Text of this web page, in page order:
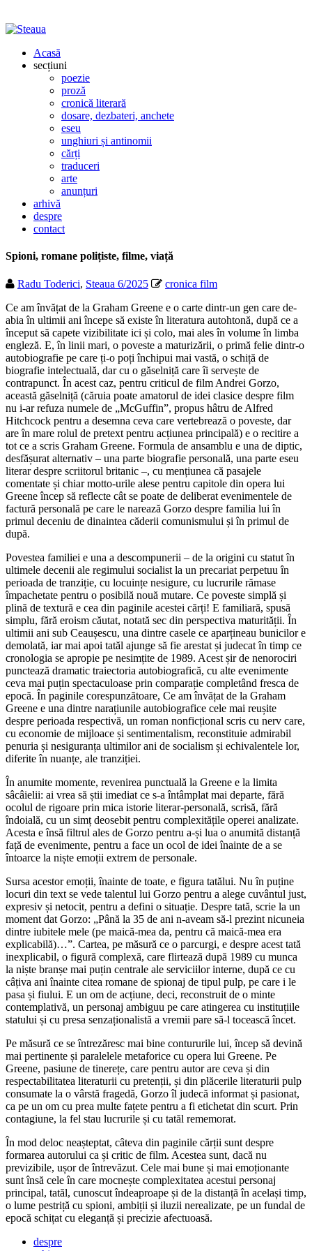
Acasă
secțiuni
poezie
proză
cronică literară
dosare, dezbateri, anchete
eseu
unghiuri și antinomii
cărți
traduceri
arte
anunțuri
arhivă
despre
contact
Spioni, romane polițiste, filme, viață
Radu Toderici, Steaua 6/2025
cronica film
Ce am învățat de la Graham Greene e o carte dintr-un gen care de-
abia în ultimii ani începe să existe în literatura autohtonă, după ce a
început să capete vizibilitate ici și colo, mai ales în volume în limba
engleză. E, în linii mari, o poveste a maturizării, o primă felie dintr-o
autobiografie pe care ți-o poți închipui mai vastă, o schiță de
biografie intelectuală, dar cu o găselniță care îi servește de
contrapunct. În acest caz, pentru criticul de film Andrei Gorzo,
această găselniță (căruia poate amatorul de idei clasice despre film
nu i-ar refuza numele de „McGuffin”, propus hâtru de Alfred
Hitchcock pentru a desemna ceva care vertebrează o poveste, dar
are în mare rolul de pretext pentru acțiunea principală) e o recitire a
tot ce a scris Graham Greene. Formula de ansamblu e una de diptic,
desfășurat alternativ – una parte biografie personală, una parte eseu
literar despre scriitorul britanic –, cu mențiunea că pasajele
comentate și chiar motto-urile alese pentru capitole din opera lui
Greene încep să reflecte cât se poate de deliberat evenimentele de
factură personală pe care le narează Gorzo despre familia lui în
primul deceniu de dinaintea căderii comunismului și în primul de
după.
Povestea familiei e una a descompunerii – de la origini cu statut în
ultimele decenii ale regimului socialist la un precariat perpetuu în
perioada de tranziție, cu locuințe nesigure, cu lucrurile rămase
împachetate pentru o posibilă nouă mutare. Ce poveste simplă și
plină de textură e cea din paginile acestei cărți! E familiară, spusă
simplu, fără eroism căutat, notată sec din perspectiva maturității. În
ultimii ani sub Ceaușescu, una dintre casele ce aparțineau bunicilor e
demolată, iar mai apoi tatăl ajunge să fie arestat și judecat în timp ce
cronologia se apropie pe nesimțite de 1989. Acest șir de nenorociri
punctează dramatic traiectoria autobiografică, cu alte evenimente
ceva mai puțin spectaculoase prin comparație completând fresca de
epocă. În paginile corespunzătoare, Ce am învățat de la Graham
Greene e una dintre narațiunile autobiografice cele mai reușite
despre perioada respectivă, un roman nonficțional scris cu nerv care,
cu economie de mijloace și sentimentalism, reconstituie admirabil
penuria și nesiguranța ultimilor ani de socialism și echivalentele lor,
diferite în nuanțe, ale tranziției.
În anumite momente, revenirea punctuală la Greene e la limita
sâcâielii: ai vrea să știi imediat ce s-a întâmplat mai departe, fără
ocolul de rigoare prin mica istorie literar-personală, scrisă, fără
îndoială, cu un simț deosebit pentru complexitățile operei analizate.
Acesta e însă filtrul ales de Gorzo pentru a-și lua o anumită distanță
față de evenimente, pentru a face un ocol de idei înainte de a se
întoarce la niște emoții extrem de personale.
Sursa acestor emoții, înainte de toate, e figura tatălui. Nu în puține
locuri din text se vede talentul lui Gorzo pentru a alege cuvântul just,
expresiv și netocit, pentru a defini o situație. Despre tată, scrie la un
moment dat Gorzo: „Până la 35 de ani n-aveam să-l prezint nicuneia
dintre iubitele mele (pe maică-mea da, pentru că maică-mea era
explicabilă)…”. Cartea, pe măsură ce o parcurgi, e despre acest tată
inexplicabil, o figură complexă, care flirtează după 1989 cu munca
la niște branșe mai puțin centrale ale serviciilor interne, după ce cu
câțiva ani înainte citea romane de spionaj de tipul pulp, pe care i le
pasa și fiului. E un om de acțiune, deci, reconstruit de o minte
contemplativă, un personaj ambiguu pe care atingerea cu instituțiile
statului și cu presa senzaționalistă a vremii pare să-l tocească încet.
Pe măsură ce se întrezăresc mai bine contururile lui, încep să devină
mai pertinente și paralelele metaforice cu opera lui Greene. Pe
Greene, pasiune de tinerețe, care pentru autor are ceva și din
respectabilitatea literaturii cu pretenții, și din plăcerile literaturii pulp
consumate la o vârstă fragedă, Gorzo îl judecă informat și pasionat,
ca pe un om cu prea multe fațete pentru a fi etichetat din scurt. Prin
contagiune, la fel stau lucrurile și cu tatăl rememorat.
În mod deloc neașteptat, câteva din paginile cărții sunt despre
formarea autorului ca și critic de film. Acestea sunt, dacă nu
previzibile, ușor de întrevăzut. Cele mai bune și mai emoționante
sunt însă cele în care mocnește complexitatea acestui personaj
principal, tatăl, cunoscut îndeaproape și de la distanță în același timp,
o lume pestriță cu spioni, ambiții și iluzii nerealizate, pe un fundal de
epocă schițat cu eleganță și precizie afectuoasă.
despre